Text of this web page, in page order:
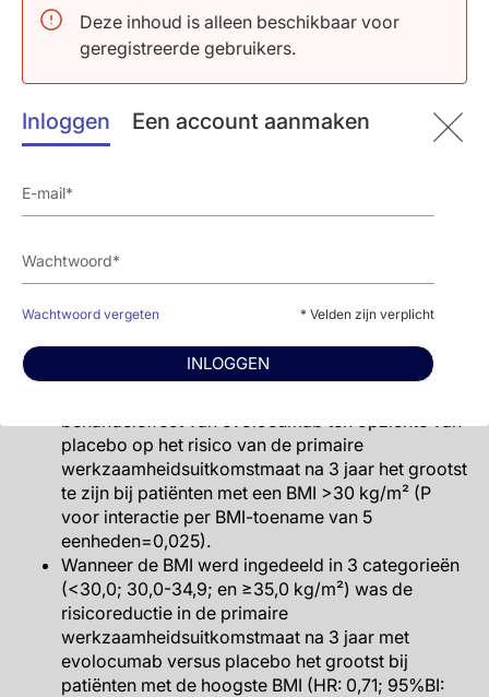
Deze inhoud is alleen beschikbaar voor
geregistreerde gebruikers.
Inloggen Een account aanmaken
Wachtwoord vergeten * Velden zijn verplicht
INLOGGEN
In de placeboarm van de studie nam het risico op
de primaire werkzaamheidsuitkomstmaat na 3 jaar
toe met een toenemende BMI. Er was bijvoorbeeld
een risicoverhoging van 8% voor elke toename
van de BMI met 5 eenheden bij patiënten met een
Bij patiënten die werden behandeld met
kleinste-kwadraten
≥35 kg/m² bij studieaanvang (-53%) en degenen
met een BMI <35 kg/m² (-60%).
Wanneer de BMI bij studieaanvang als continue
behandeleffect van evolocumab ten opzichte van
placebo op het risico van de primaire
werkzaamheidsuitkomstmaat na 3 jaar het grootst
te zijn bij patiënten met een BMI >30 kg/m² (P
voor interactie per BMI-toename van 5
eenheden=0,025).
Wanneer de BMI werd ingedeeld in 3 categorieën
(<30,0; 30,0-34,9; en ≥35,0 kg/m²) was de
risicoreductie in de primaire
werkzaamheidsuitkomstmaat na 3 jaar met
evolocumab versus placebo het grootst bij
patiënten met de hoogste BMI (HR: 0,71; 95%BI: